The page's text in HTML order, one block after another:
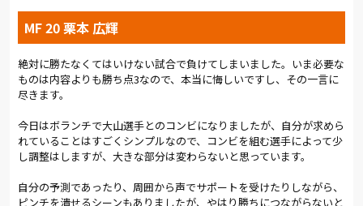
MF 20 栗本 広輝
絶対に勝たなくてはいけない試合で負けてしまいました。いま必要な
ものは内容よりも勝ち点3なので、本当に悔しいですし、その一言に
尽きます。
今日はボランチで大山選手とのコンビになりましたが、自分が求めら
れていることはすごくシンプルなので、コンビを組む選手によって少
し調整はしますが、大きな部分は変わらないと思っています。
自分の予測であったり、周囲から声でサポートを受けたりしながら、
ピンチを潰せるシーンもありましたが、やはり勝ちにつながらないと